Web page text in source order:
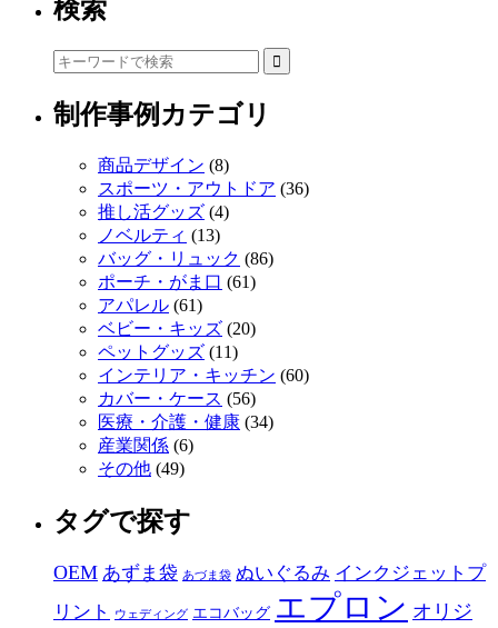
検索
制作事例カテゴリ
商品デザイン (8)
スポーツ・アウトドア (36)
推し活グッズ (4)
ノベルティ (13)
バッグ・リュック (86)
ポーチ・がま口 (61)
アパレル (61)
ベビー・キッズ (20)
ペットグッズ (11)
インテリア・キッチン (60)
カバー・ケース (56)
医療・介護・健康 (34)
産業関係 (6)
その他 (49)
タグで探す
OEM あずま袋 あづま袋 ぬいぐるみ インクジェットプ
リント
ウェディング エコバッグ エプロン オリジ